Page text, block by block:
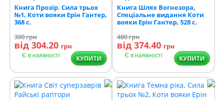
Книга Прозір. Сила трьох
№1, Коти вояки Ерін Гантер,
368 с.
390грн
від 304.20 грн
Є в наявності КУПИТИ
Книга Шлях Вогнезора,
Спеціальне видання Коти
вояки Ерін Гантер, 528 с.
480грн
від 374.40 грн
Є в наявності КУПИТИ